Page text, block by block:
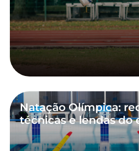
Natação Olímpica:
técnicas e lendas do